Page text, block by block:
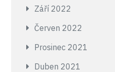
Září 2022
Červen 2022
Prosinec 2021
Duben 2021